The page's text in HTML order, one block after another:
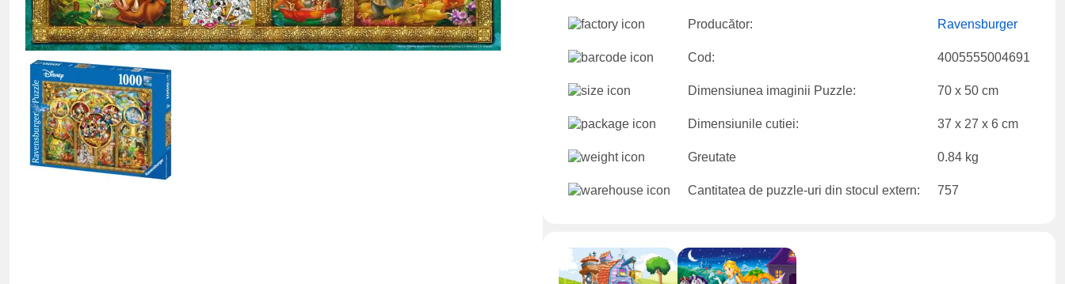
Producător: Ravensburger
Cod: 4005555004691
Dimensiunea imaginii Puzzle: 70 x 50 cm
Dimensiunile cutiei: 37 x 27 x 6 cm
Greutate 0.84 kg
Cantitatea de puzzle-uri din stocul extern: 757